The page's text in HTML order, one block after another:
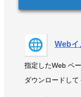
Webイ
指定したWeb ペ
ダウンロードして